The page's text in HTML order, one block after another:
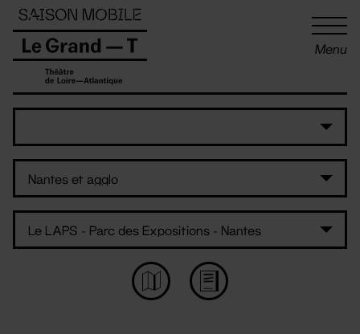
Menu
Panneau de gestion des cookies